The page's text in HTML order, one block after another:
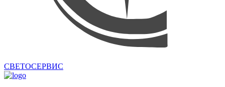
СВЕТОСЕРВИС